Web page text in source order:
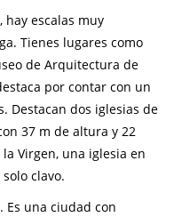
hay escalas muy
Tienes lugares como
de Arquitectura de
por contar con un
Destacan dos iglesias de
37 m de altura y 22
Virgen, una iglesia en
clavo.
Es una ciudad con